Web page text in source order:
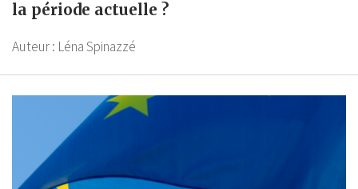
la période actuelle ?
Auteur : Léna Spinazzé